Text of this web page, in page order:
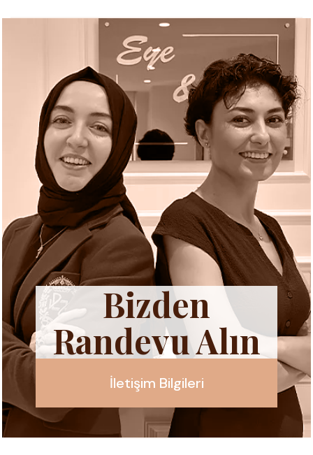
Bizden
Randevu Alın
İletişim Bilgileri